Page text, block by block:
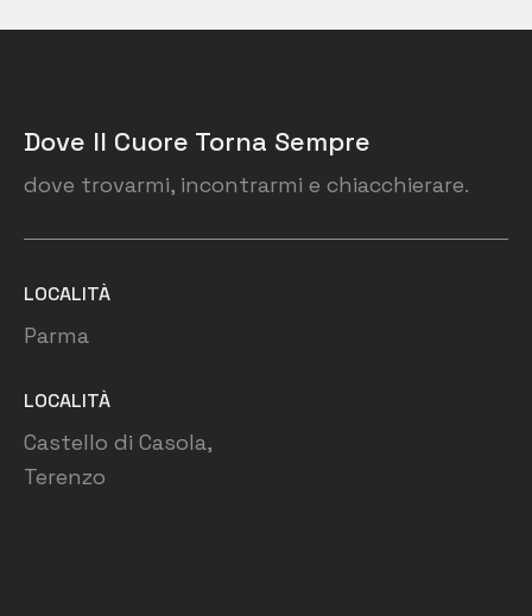
Dove Il Cuore Torna Sempre
dove trovarmi, incontrarmi e chiacchierare.
LOCALITÀ
Parma
LOCALITÀ
Castello di Casola,
Terenzo